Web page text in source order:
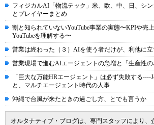
フィジカルAI「物流テック」米、欧、中、日、シ
とプレイヤーまとめ
割と知られていないYouTube事業の実態〜KPIや売
YouTubeを理解する〜
営業は終わった（３）AIを使う者だけが、利他に立
営業現場で進むAIエージェントの急増と「生産性
「巨大な万能HRエージェント」は必ず失敗する----
と、マルチエージェント時代の人事
沖縄で台風が来たときの過ごし方、とでも言うか
オルタナティブ・ブログは、専門スタッフにより、